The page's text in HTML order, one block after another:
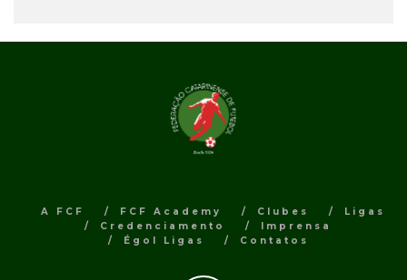
A FCF FCF Academy Clubes
Ligas
Credenciamento
Imprensa
Égol Ligas
Contatos